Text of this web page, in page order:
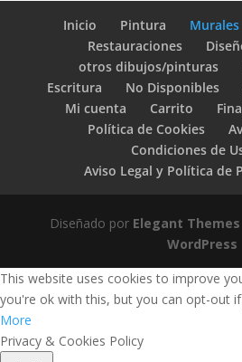
Inicio Pintura Murales
Restauraciones
otros dibujos/pinturas
Escritura
No Disponibles
Mi cuenta
Carrito
Política de Cookies
Condiciones de
Aviso Legal y Política de
Diseñado por Elegant Themes
WordPress
This website uses cookies to improve
you're ok with this, but you can opt-out
More
Privacy & Cookies Policy